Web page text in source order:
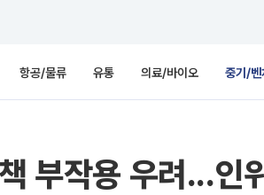
항공/물류 유통 의료/바이오 중기/벤
부작용 우려...인